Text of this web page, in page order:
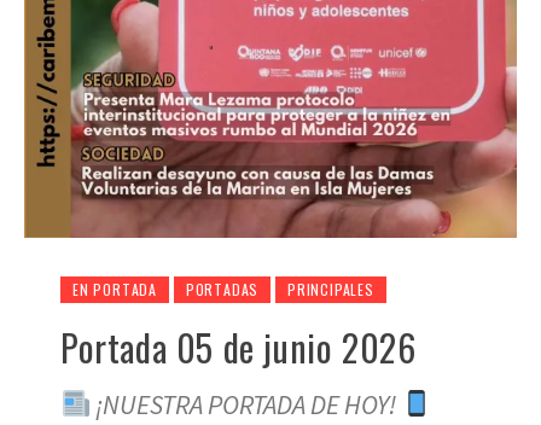
EN PORTADA PORTADAS PRINCIPALES
Portada 05 de junio 2026
¡NUESTRA PORTADA DE HOY!